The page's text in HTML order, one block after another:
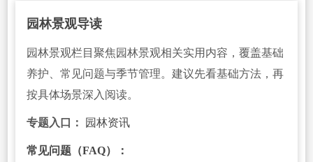
园林景观导读
园林景观栏目聚焦园林景观相关实用内容，覆盖基础
养护、常见问题与季节管理。建议先看基础方法，再
按具体场景深入阅读。
专题入口： 园林资讯
常见问题（FAQ）：